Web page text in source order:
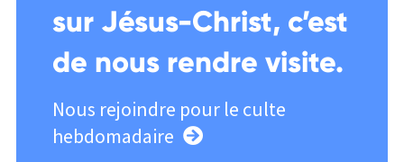
sur Jésus-Christ, c’est
de nous rendre visite.
Nous rejoindre pour le culte
hebdomadaire